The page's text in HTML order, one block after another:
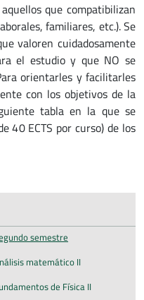
que compatibilizan
familiares, etc.). Se
valoren cuidadosamente
el estudio y que NO se
orientarles y facilitarles
con los objetivos de la
tabla en la que se
40 ECTS por curso) de los
semestre
matemático II
de Física II